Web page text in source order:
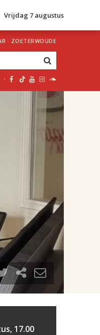
Vrijdag 7 augustus
· ZOETERWOUDE
·
uur 1 van 2
Volgend uur
17.00